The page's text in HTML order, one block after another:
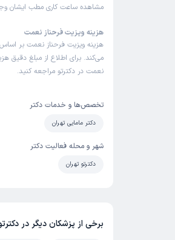
مشاهده ساعت کاری مطب ایشان
هزینه ویزیت فرحناز نعمت
هزینه ویزیت فرحناز نعمت بر
می‌کند. برای اطلاع از مبلغ دقیق
نعمت در دکترتو مراجعه کنید.
تخصص‌ها و خدمات دکتر
دکتر مامایی تهران
شهر و محله فعالیت دکتر
دکترتو تهران
برخی از پزشکان دیگر در